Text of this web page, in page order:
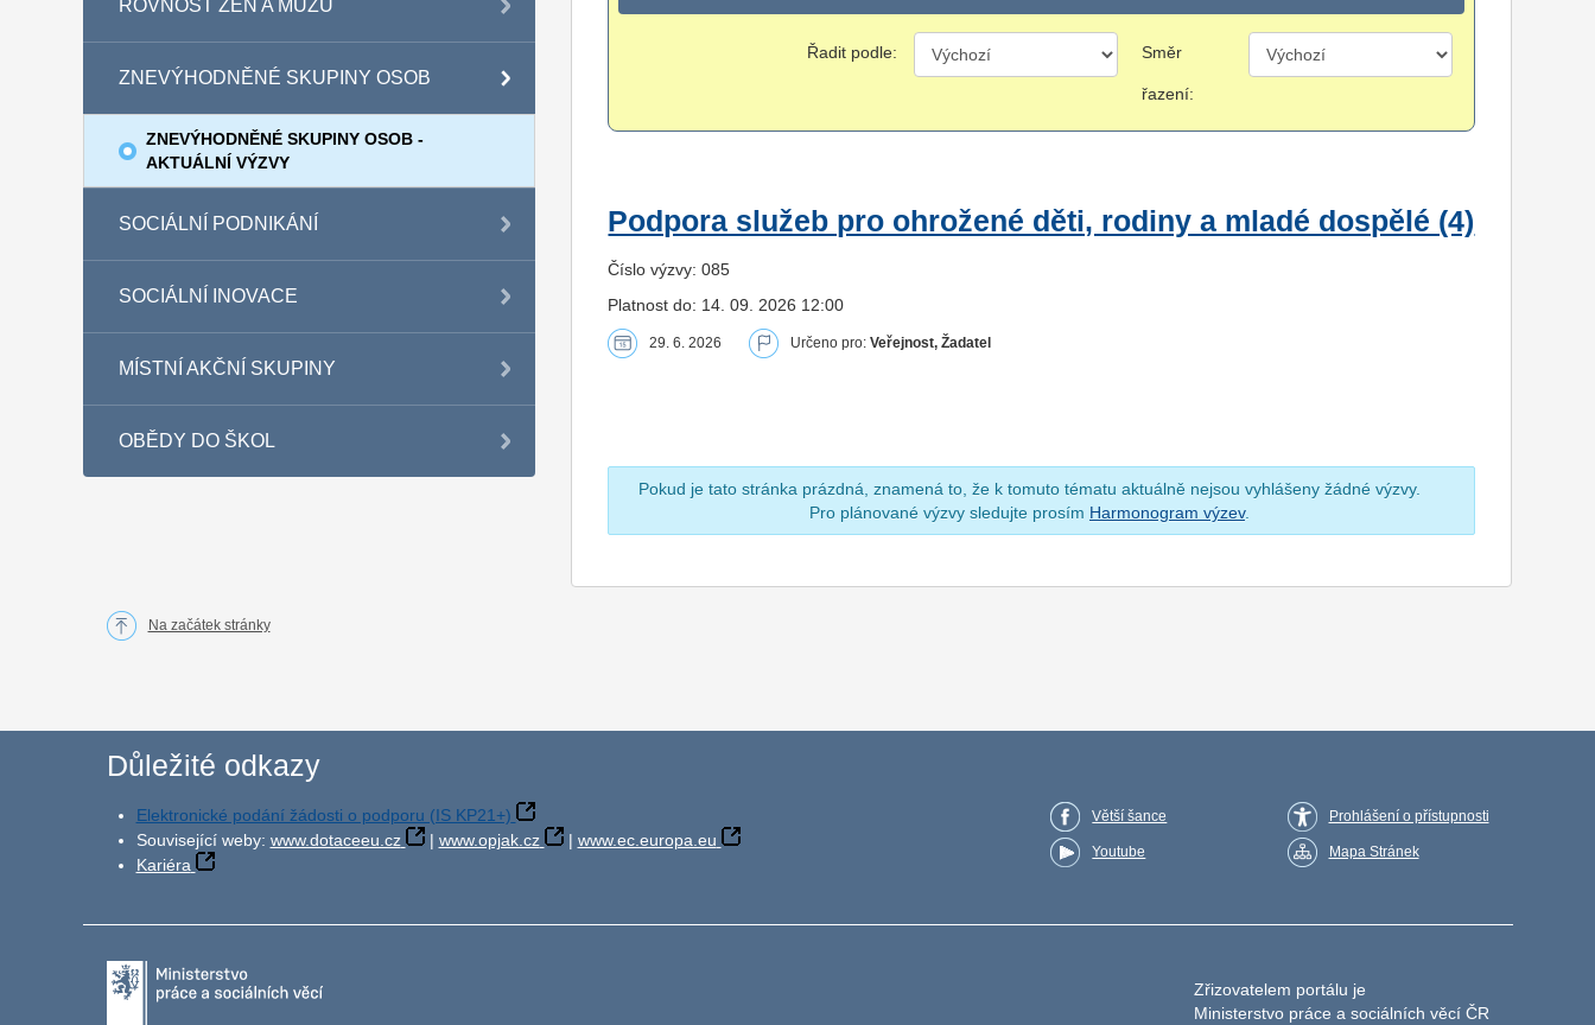
ROVNOST ŽEN A MUŽŮ
ZNEVÝHODNĚNÉ SKUPINY OSOB
ZNEVÝHODNĚNÉ SKUPINY OSOB -
AKTUÁLNÍ VÝZVY
SOCIÁLNÍ PODNIKÁNÍ
SOCIÁLNÍ INOVACE
MÍSTNÍ AKČNÍ SKUPINY
OBĚDY DO ŠKOL
Řadit podle: Směr
řazení:
Podpora služeb pro ohrožené děti, rodiny a mladé dospělé (4)
Číslo výzvy: 085
Platnost do: 14. 09. 2026 12:00
29. 6. 2026 Určeno pro:Veřejnost, Žadatel
Pokud je tato stránka prázdná, znamená to, že k tomuto tématu aktuálně nejsou vyhlášeny žádné výzvy.
Pro plánované výzvy sledujte prosím Harmonogram výzev.
Na začátek stránky
Důležité odkazy
Elektronické podání žádosti o podporu (IS KP21+)
Související weby: www.dotaceeu.cz | www.opjak.cz | www.ec.europa.eu
Kariéra
Větší šance
Youtube
Prohlášení o přístupnosti
Mapa Stránek
Zřizovatelem portálu je
Ministerstvo práce a sociálních věcí ČR